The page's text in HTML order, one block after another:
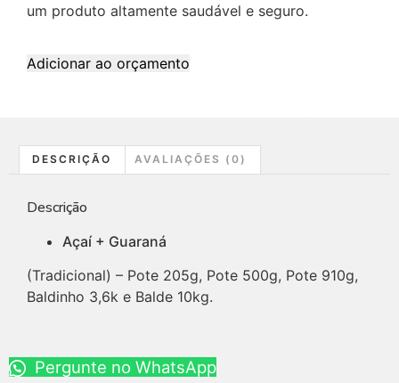
um produto altamente saudável e seguro.
Adicionar ao orçamento
DESCRIÇÃO AVALIAÇÕES (0)
Descrição
Açaí + Guaraná
(Tradicional) – Pote 205g, Pote 500g, Pote 910g,
Baldinho 3,6k e Balde 10kg.
Pergunte no WhatsApp